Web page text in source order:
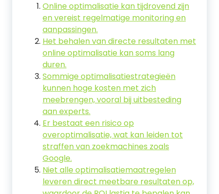
Online optimalisatie kan tijdrovend zijn
en vereist regelmatige monitoring en
aanpassingen.
Het behalen van directe resultaten met
online optimalisatie kan soms lang
duren.
Sommige optimalisatiestrategieën
kunnen hoge kosten met zich
meebrengen, vooral bij uitbesteding
aan experts.
Er bestaat een risico op
overoptimalisatie, wat kan leiden tot
straffen van zoekmachines zoals
Google.
Niet alle optimalisatiemaatregelen
leveren direct meetbare resultaten op,